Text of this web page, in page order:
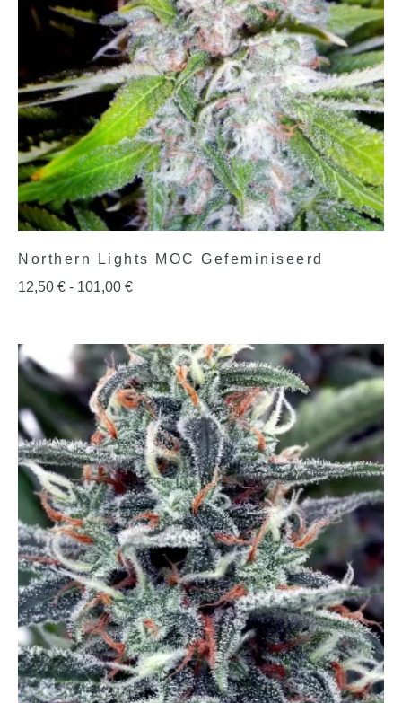
Northern Lights MOC Gefeminiseerd
12,50 € - 101,00 €